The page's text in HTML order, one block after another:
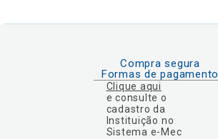
Compra segura
Formas de pagamento
Clique aqui
e consulte o
cadastro da
Instituição no
Sistema e-Mec